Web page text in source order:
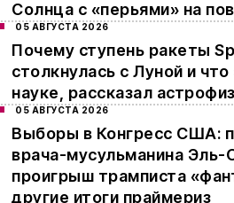
Солнца с «перьями» на
05 АВГУСТА 2026
Почему ступень ракеты
столкнулась с Луной и что
науке, рассказал
05 АВГУСТА 2026
Выборы в Конгресс США:
врача-мусульманина Эль-
проигрыш трамписта
другие итоги праймериз